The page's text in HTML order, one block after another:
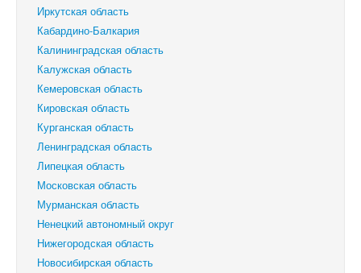
Иркутская область
Кабардино-Балкария
Калининградская область
Калужская область
Кемеровская область
Кировская область
Курганская область
Ленинградская область
Липецкая область
Московская область
Мурманская область
Ненецкий автономный округ
Нижегородская область
Новосибирская область